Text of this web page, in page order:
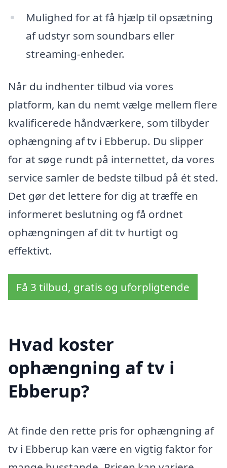
Mulighed for at få hjælp til opsætning
af udstyr som soundbars eller
streaming-enheder.
Når du indhenter tilbud via vores
platform, kan du nemt vælge mellem flere
kvalificerede håndværkere, som tilbyder
ophængning af tv i Ebberup. Du slipper
for at søge rundt på internettet, da vores
service samler de bedste tilbud på ét sted.
Det gør det lettere for dig at træffe en
informeret beslutning og få ordnet
ophængningen af dit tv hurtigt og
effektivt.
Få 3 tilbud, gratis og uforpligtende
Hvad koster
ophængning af tv i
Ebberup?
At finde den rette pris for ophængning af
tv i Ebberup kan være en vigtig faktor for